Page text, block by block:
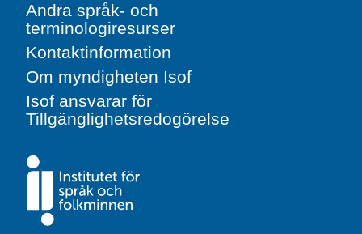
Andra språk- och
terminologiresurser
Kontaktinformation
Om myndigheten Isof
Isof ansvarar för
Tillgänglighetsredogörelse